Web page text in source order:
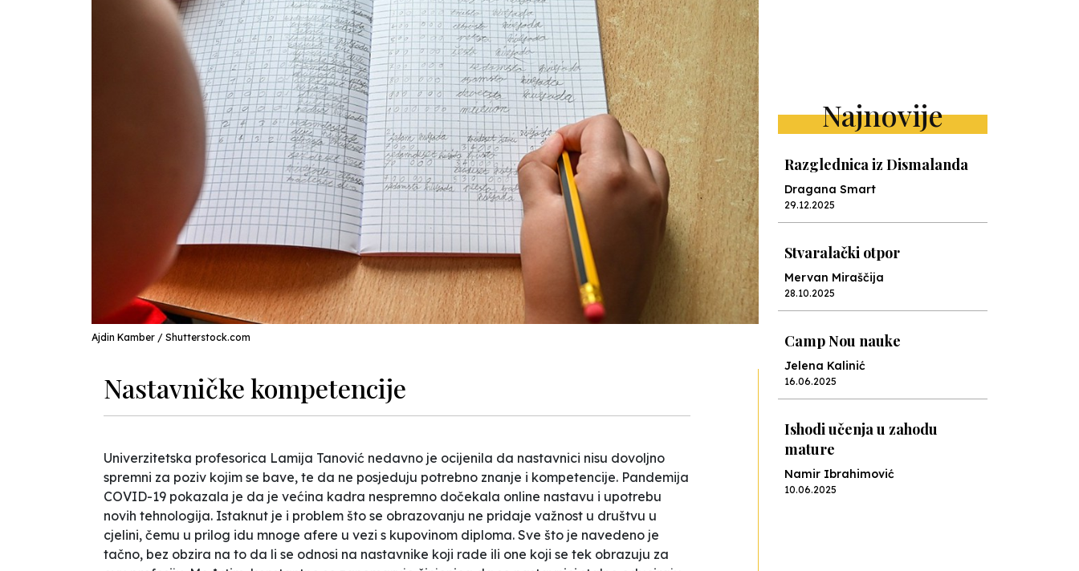
Ajdin Kamber / Shutterstock.com
Nastavničke kompetencije
Univerzitetska profesorica Lamija Tanović nedavno je ocijenila da nastavnici nisu dovoljno
spremni za poziv kojim se bave, te da ne posjeduju potrebno znanje i kompetencije. Pandemija
COVID-19 pokazala je da je većina kadra nespremno dočekala online nastavu i upotrebu
novih tehnologija. Istaknut je i problem što se obrazovanju ne pridaje važnost u društvu u
cjelini, čemu u prilog idu mnoge afere u vezi s kupovinom diploma. Sve što je navedeno je
tačno, bez obzira na to da li se odnosi na nastavnike koji rade ili one koji se tek obrazuju za
Najnovije
Razglednica iz Dismalanda
Dragana Smart
29.12.2025
Stvaralački otpor
Mervan Miraščija
28.10.2025
Camp Nou nauke
Jelena Kalinić
16.06.2025
Ishodi učenja u zahodu
mature
Namir Ibrahimović
10.06.2025